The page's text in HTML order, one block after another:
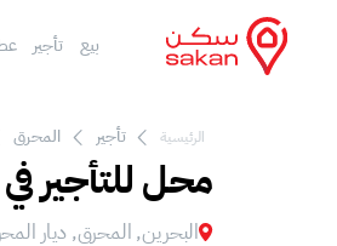
بيع تأجير
الرئيسية تأجير المحرق
محل للتأجير
البحرين, المحرق, ديار